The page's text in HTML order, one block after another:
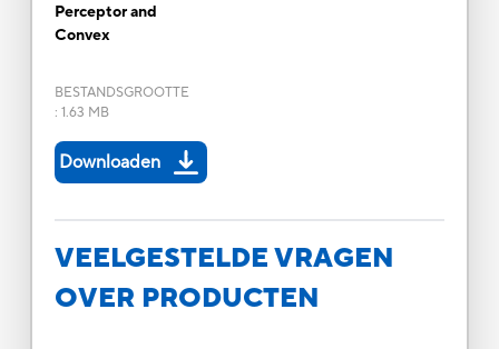
Perceptor and
Convex
BESTANDSGROOTTE
: 1.63 MB
Downloaden
VEELGESTELDE VRAGEN
OVER PRODUCTEN